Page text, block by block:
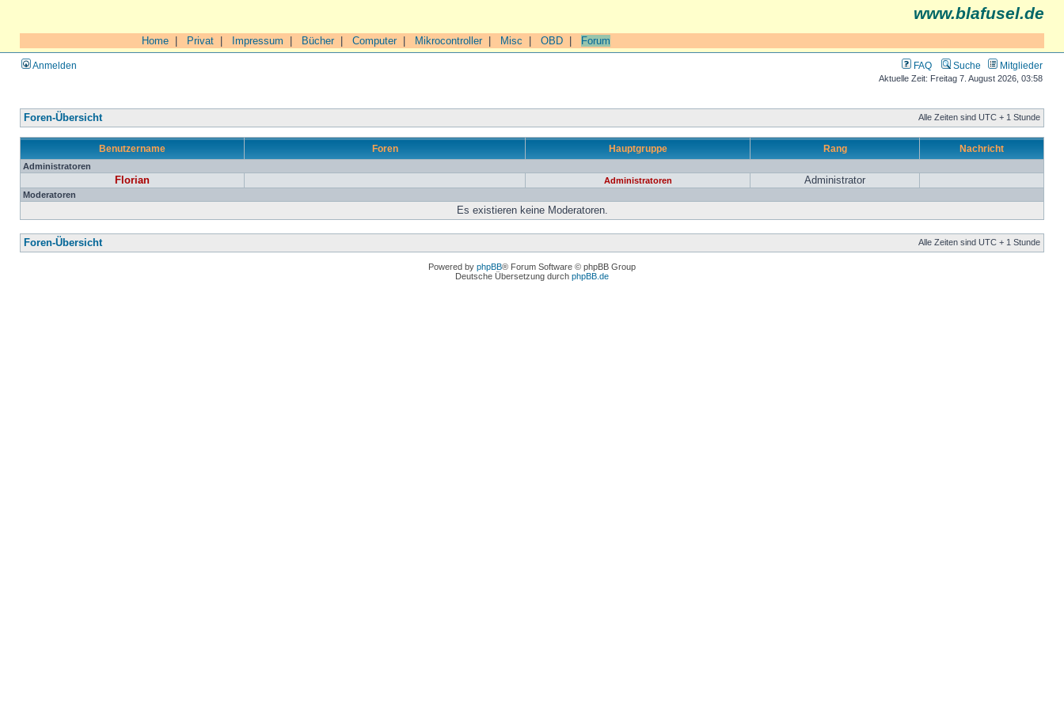
www.blafusel.de
Home Privat Impressum Bücher| Computer| Mikrocontroller| Misc OBD Forum
Anmelden FAQ Suche Mitglieder
Aktuelle Zeit: Freitag 7. August 2026, 03:58
Foren-Übersicht Alle Zeiten sind UTC + 1 Stunde
Benutzername Foren Hauptgruppe Rang Nachricht
Administratoren
Florian Administratoren Administrator
Moderatoren
Es existieren keine Moderatoren.
Foren-Übersicht Alle Zeiten sind UTC + 1 Stunde
Powered by phpBB® Forum Software © phpBB Group
Deutsche Übersetzung durch phpBB.de